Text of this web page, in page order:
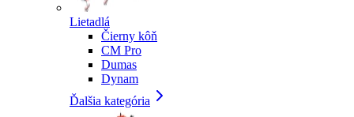
Lietadlá
Čierny kôň
CM Pro
Dumas
Dynam
Ďalšia kategória